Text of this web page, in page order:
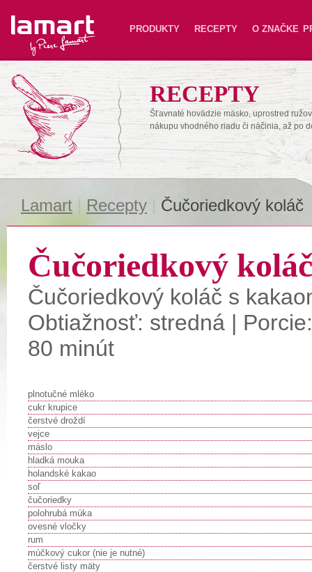
Lamart PRODUKTY RECEPTY O ZNAČKE
RECEPTY
Šťavnaté hovädzie mäsko, uprostred
nákupu vhodného riadu či náčinia, až po
Lamart Recepty Čučoriedkový koláč
Čučoriedkový koláč
Čučoriedkový koláč s
Obtiažnosť: stredná |
80 minút
plnotučné mléko
cukr krupice
čerstvé droždí
vejce
máslo
hladká mouka
holandské kakao
soľ
čučoriedky
polohrubá múka
ovesné vločky
rum
múčkový cukor (nie je nutné)
čerstvé listy mäty